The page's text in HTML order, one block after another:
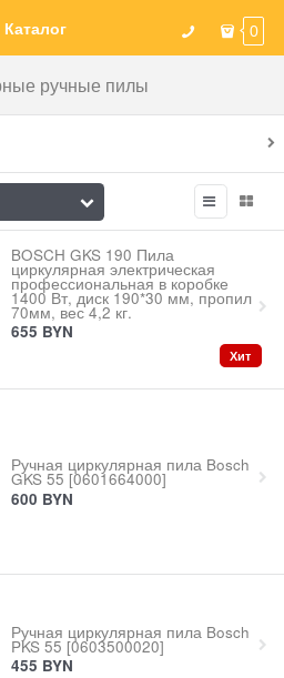
Каталог 0
ручные пилы
BOSCH GKS 190 Пила
циркулярная электрическая
профессиональная в коробке
1400 Вт, диск 190*30 мм, пропил
70мм, вес 4,2 кг.
655 BYN
Хит
Ручная циркулярная пила Bosch
GKS 55 [0601664000]
600 BYN
Ручная циркулярная пила Bosch
PKS 55 [0603500020]
455 BYN